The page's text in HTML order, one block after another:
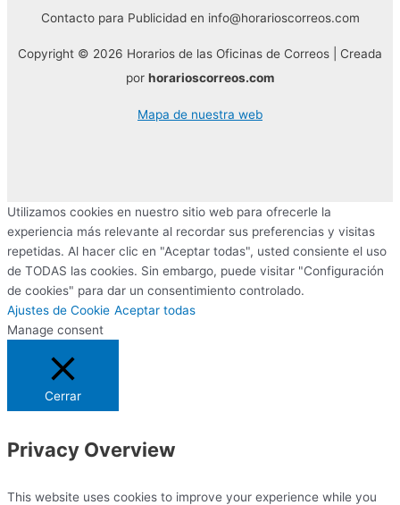
Contacto para Publicidad en info@horarioscorreos.com
Copyright © 2026 Horarios de las Oficinas de Correos | Creada
por horarioscorreos.com
Mapa de nuestra web
Utilizamos cookies en nuestro sitio web para ofrecerle la
experiencia más relevante al recordar sus preferencias y visitas
repetidas. Al hacer clic en "Aceptar todas", usted consiente el uso
de TODAS las cookies. Sin embargo, puede visitar "Configuración
de cookies" para dar un consentimiento controlado.
Ajustes de Cookie Aceptar todas
Manage consent
Cerrar
Privacy Overview
This website uses cookies to improve your experience while you